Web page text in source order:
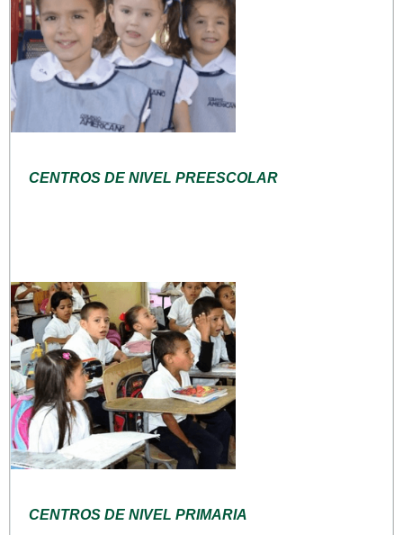
CENTROS DE NIVEL PREESCOLAR
CENTROS DE NIVEL PRIMARIA